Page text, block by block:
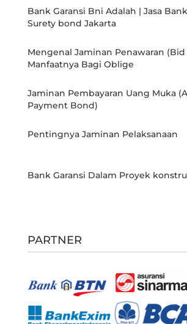
Bank Garansi Bni Adalah | Jasa
Surety bond Jakarta
Mengenal Jaminan Penawaran
Manfaatnya Bagi Oblige
Jaminan Pembayaran Uang Muka
Payment Bond)
Pentingnya Jaminan Pelaksanaan
Bank Garansi Dalam Proyek
PARTNER